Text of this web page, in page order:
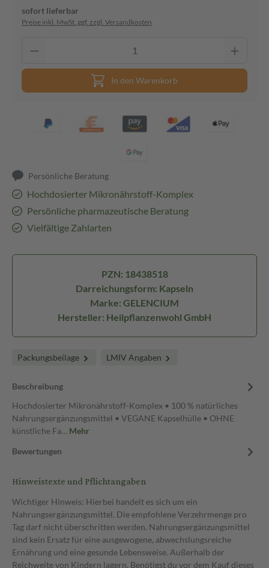
sofort lieferbar
Preise inkl. MwSt. ggf. zzgl. Versandkosten
In den Warenkorb
Persönliche Beratung
Hochdosierter Mikronährstoff-Komplex
Persönliche pharmazeutische Beratung
Vielfältige Zahlarten
PZN: 18438518
Darreichungsform: Kapseln
Marke: GELENCIUM
Hersteller: Heilpflanzenwohl GmbH
Packungsbeilage LMIV Angaben
Beschreibung
Hochdosierter Mikronährstoff-Komplex • 100 % natürliches
Nahrungsergänzungsmittel • VEGANE Kapselhülle • OHNE
künstliche Fa… Mehr
Bewertungen
Hinweistexte und Pflichtangaben
Wichtiger Hinweis: Hierbei handelt es sich um ein
Nahrungsergänzungsmittel. Die empfohlene Verzehrmenge pro
Tag darf nicht überschritten werden. Nahrungsergänzungsmittel
sind kein Ersatz für eine ausgewogene, abwechslungsreiche
Ernährung und eine gesunde Lebensweise. Außerhalb der
Reichweite von Kindern lagern. Benötigst du vor dem Kauf dieses